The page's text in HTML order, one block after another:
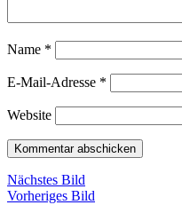
Name *
E-Mail-Adresse *
Website
Nächstes Bild
Vorheriges Bild